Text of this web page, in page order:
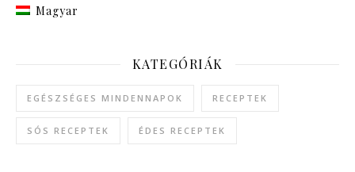
Magyar
KATEGÓRIÁK
EGÉSZSÉGES MINDENNAPOK RECEPTEK
SÓS RECEPTEK ÉDES RECEPTEK